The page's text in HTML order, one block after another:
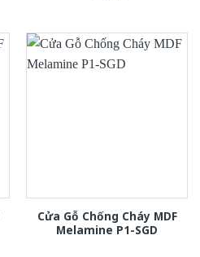
Cửa Gỗ Chống Cháy MDF
Melamine P1-SGD